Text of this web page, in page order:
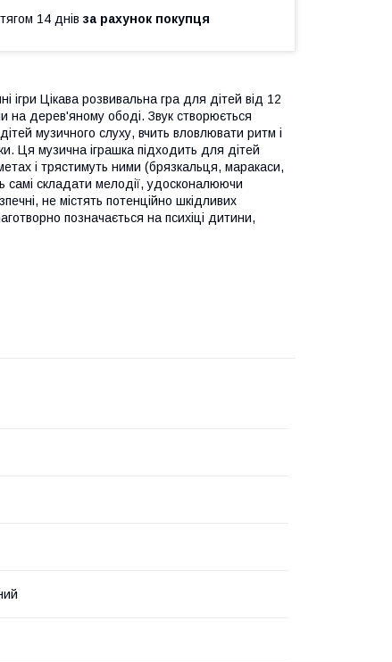
14 днів за рахунок покупця
Цікава розвивальна гра для дітей від 12
на дерев'яному ободі. Звук створюється
музичного слуху, вчить вловлювати ритм і
Ця музична іграшка підходить для дітей
і трястимуть ними (брязкальця, маракаси,
самі складати мелодії, удосконалюючи
не містять потенційно шкідливих
позначається на психіці дитини,